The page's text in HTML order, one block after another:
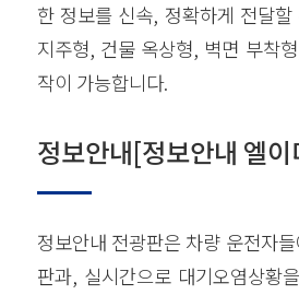
한 정보를 신속, 정확하게 전달
지주형, 건물 옥상형, 벽면 부착
작이 가능합니다.
정보안내[정보안내 엘이
정보안내 전광판은 차량 운전자
판과, 실시간으로 대기오염상황